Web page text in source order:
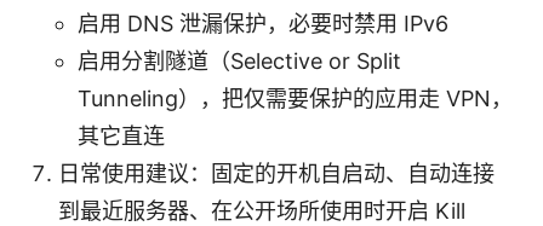
启用 DNS 泄漏保护，必要时禁用 IPv6
启用分割隧道（Selective or Split
Tunneling），把仅需要保护的应用走 VPN，
其它直连
日常使用建议：固定的开机自启动、自动连接
到最近服务器、在公开场所使用时开启 Kill